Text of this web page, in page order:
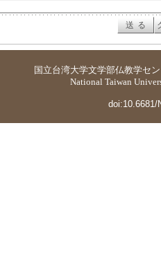
国立台湾大学文学部仏教学セ
National Taiwan
doi:10.6681/